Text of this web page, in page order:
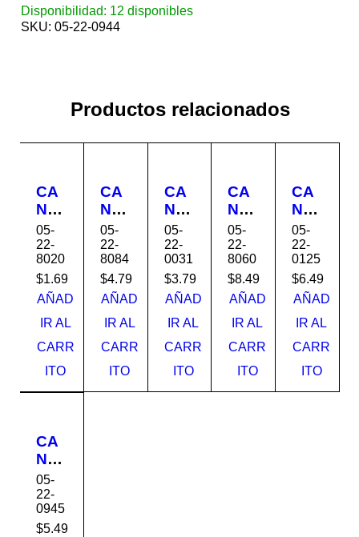
Disponibilidad: 12 disponibles
SKU: 05-22-0944
Productos relacionados
CA
ND
AD
O
20
mm
C17
020
BE
ST
VAL
05-
22-
8020
$1.69
AÑAD
IR AL
CARR
ITO
CA
ND
AD
O
40
mm
C17
084
LA
RG
O
05-
22-
8084
$4.79
AÑAD
IR AL
CARR
ITO
CA
ND
AD
O
25
mm
TO2
5
TO
LE
DO
05-
22-
0031
$3.79
AÑAD
IR AL
CARR
ITO
CA
ND
AD
O
60
mm
C17
060
BE
ST
VAL
05-
22-
8060
$8.49
AÑAD
IR AL
CARR
ITO
CA
ND
AD
O
25
mm
110
-25
BLI
STE
R
05-
22-
0125
$6.49
AÑAD
IR AL
CARR
ITO
CA
ND
AD
O
40
mm
05-
22-
0945
$5.49